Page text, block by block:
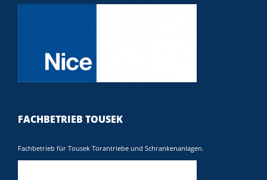
FACHBETRIEB TOUSEK
Fachbetrieb für Tousek Torantriebe und Schrankenanlagen.